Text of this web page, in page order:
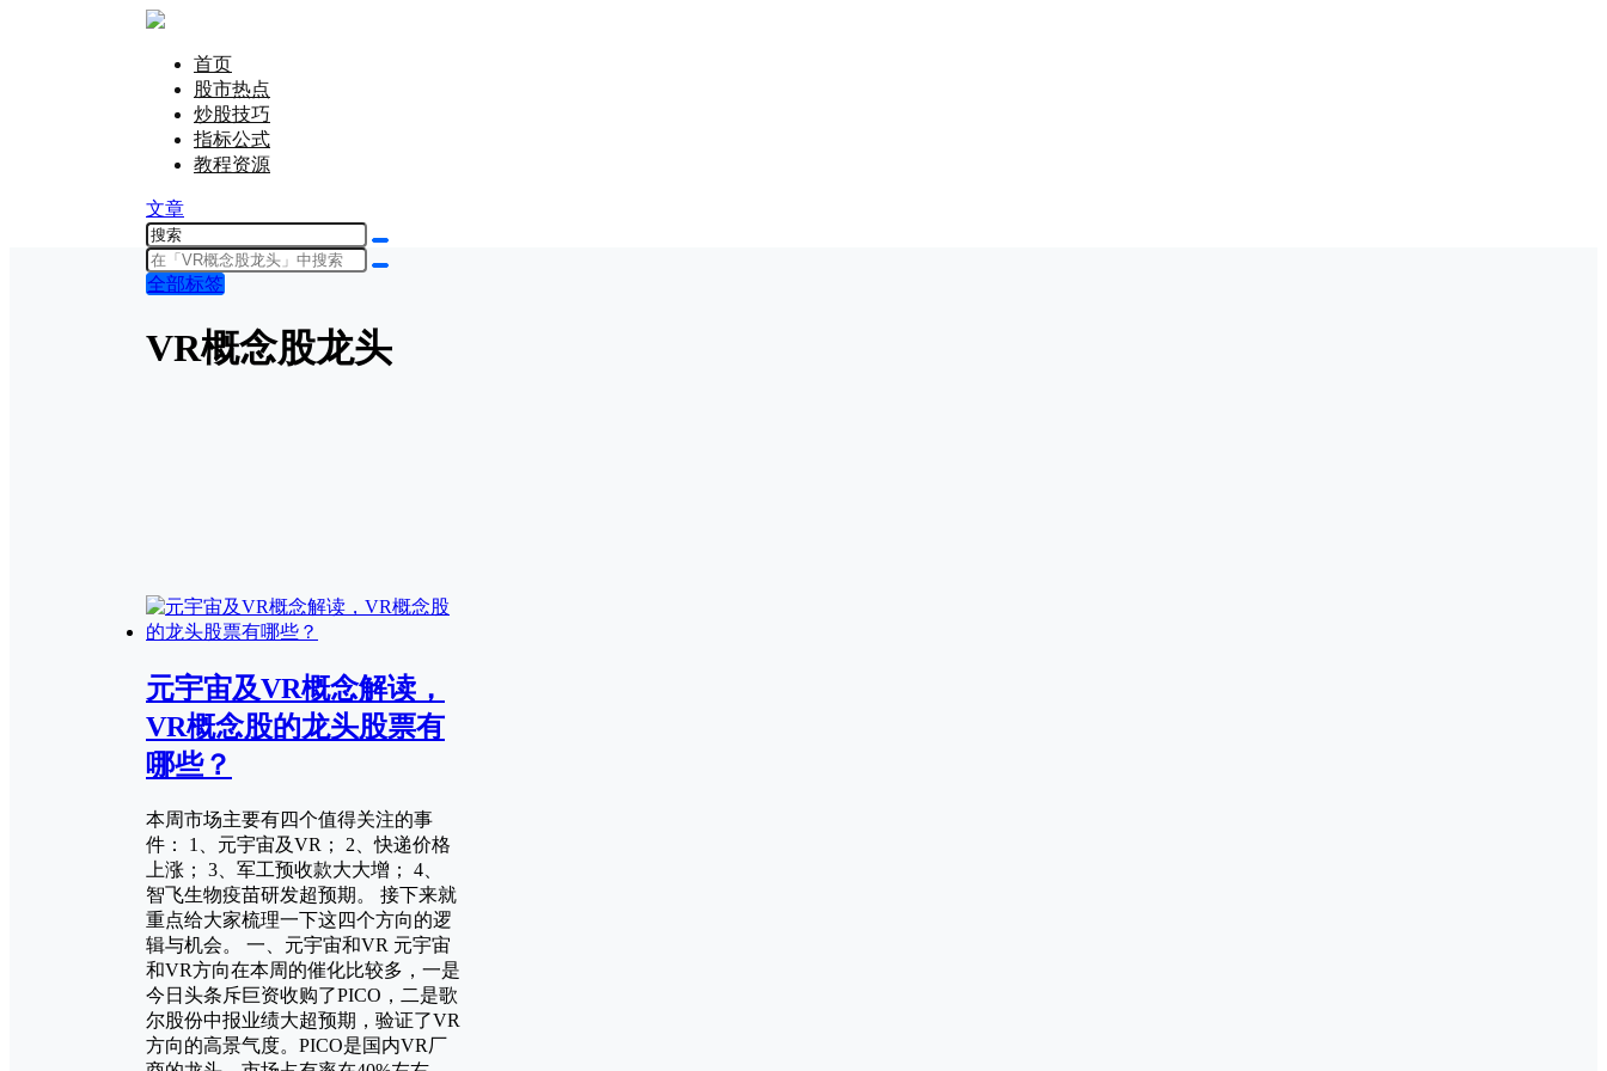
首页
股市热点
炒股技巧
指标公式
教程资源
文章
全部标签
VR概念股龙头
元宇宙及VR概念解读，
VR概念股的龙头股票有
哪些？
本周市场主要有四个值得关注的事
件： 1、元宇宙及VR； 2、快递价格
上涨； 3、军工预收款大大增； 4、
智飞生物疫苗研发超预期。 接下来就
重点给大家梳理一下这四个方向的逻
辑与机会。 一、元宇宙和VR 元宇宙
和VR方向在本周的催化比较多，一是
今日头条斥巨资收购了PICO，二是歌
尔股份中报业绩大超预期，验证了VR
方向的高景气度。PICO是国内VR厂